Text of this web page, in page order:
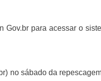
Gov.br para acessar o
no sábado da